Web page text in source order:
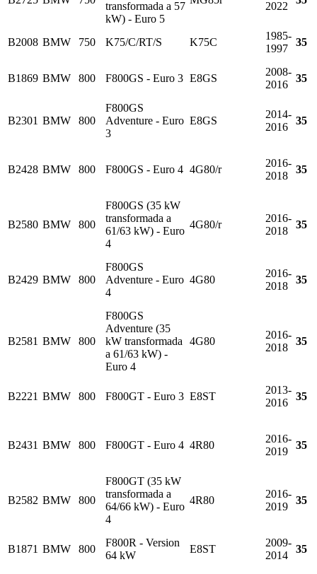
transformada a 57
kW) - Euro 5
2022
B2008 BMW 750 K75/C/RT/S K75C
1985-
1997
35
B1869 BMW 800 F800GS - Euro 3 E8GS
2008-
2016
35
B2301 BMW 800
F800GS
Adventure - Euro
3
E8GS
2014-
2016
35
B2428 BMW 800 F800GS - Euro 4 4G80/r
2016-
2018
35
B2580 BMW 800
F800GS (35 kW
transformada a
61/63 kW) - Euro
4
4G80/r
2016-
2018
35
B2429 BMW 800
F800GS
Adventure - Euro
4
4G80
2016-
2018
35
B2581 BMW 800
F800GS
Adventure (35
kW transformada
a 61/63 kW) -
Euro 4
4G80
2016-
2018
35
B2221 BMW 800 F800GT - Euro 3 E8ST
2013-
2016
35
B2431 BMW 800 F800GT - Euro 4 4R80
2016-
2019
35
B2582 BMW 800
F800GT (35 kW
transformada a
64/66 kW) - Euro
4
4R80
2016-
2019
35
B1871 BMW 800
F800R - Version
64 kW
E8ST
2009-
2014
35